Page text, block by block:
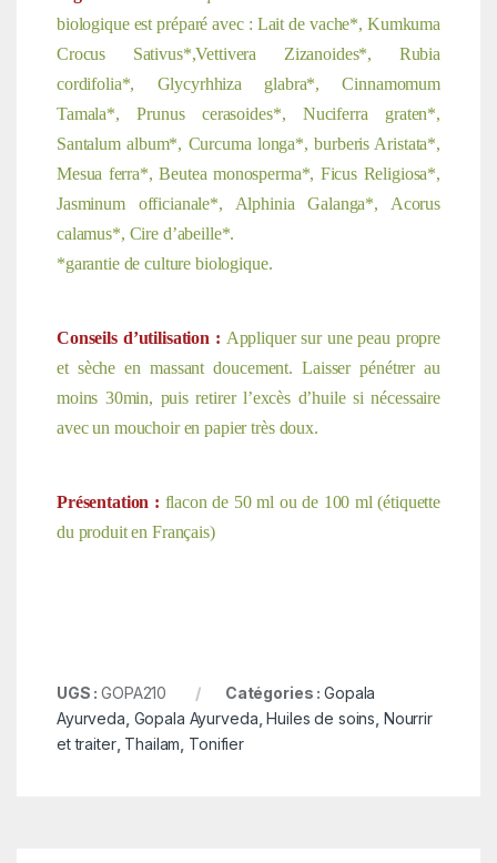
biologique est préparé avec : Lait de vache*, Kumkuma
Crocus Sativus*,Vettivera Zizanoides*, Rubia
cordifolia*, Glycyrhhiza glabra*, Cinnamomum
Tamala*, Prunus cerasoides*, Nuciferra graten*,
Santalum album*, Curcuma longa*, burberis Aristata*,
Mesua ferra*, Beutea monosperma*, Ficus Religiosa*,
Jasminum officianale*, Alphinia Galanga*, Acorus
calamus*, Cire d’abeille*.
*garantie de culture biologique.
Conseils d’utilisation : Appliquer sur une peau propre
et sèche en massant doucement. Laisser pénétrer au
moins 30min, puis retirer l’excès d’huile si nécessaire
avec un mouchoir en papier très doux.
Présentation : flacon de 50 ml ou de 100 ml (étiquette
du produit en Français)
UGS :GOPA210 Catégories :Gopala
Ayurveda Gopala Ayurveda ,Huiles de soins Nourrir
et traiter, Thailam Tonifier